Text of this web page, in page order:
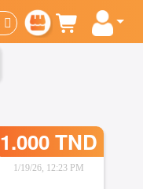
1.000 TND
1/19/26, 12:23 PM